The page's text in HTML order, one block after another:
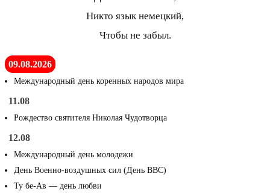
Никто язык немецкий,
Чтобы не забыл.
09.08.2026
Международный день коренных народов мира
11.08
Рождество святителя Николая Чудотворца
12.08
Международный день молодежи
День Военно-воздушных сил (День ВВС)
Ту бе-Ав — день любви